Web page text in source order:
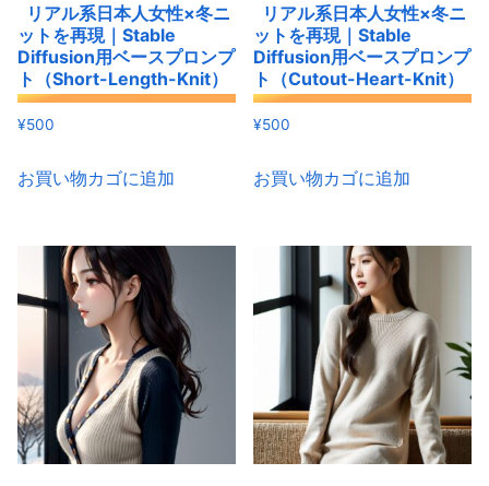
リアル系日本人女性×冬ニ
ットを再現｜Stable
Diffusion用ベースプロンプ
ト（Short-Length-Knit）
¥500
お買い物カゴに追加
リアル系日本人女性×冬ニ
ットを再現｜Stable
Diffusion用ベースプロンプ
ト（Cutout-Heart-Knit）
¥500
お買い物カゴに追加